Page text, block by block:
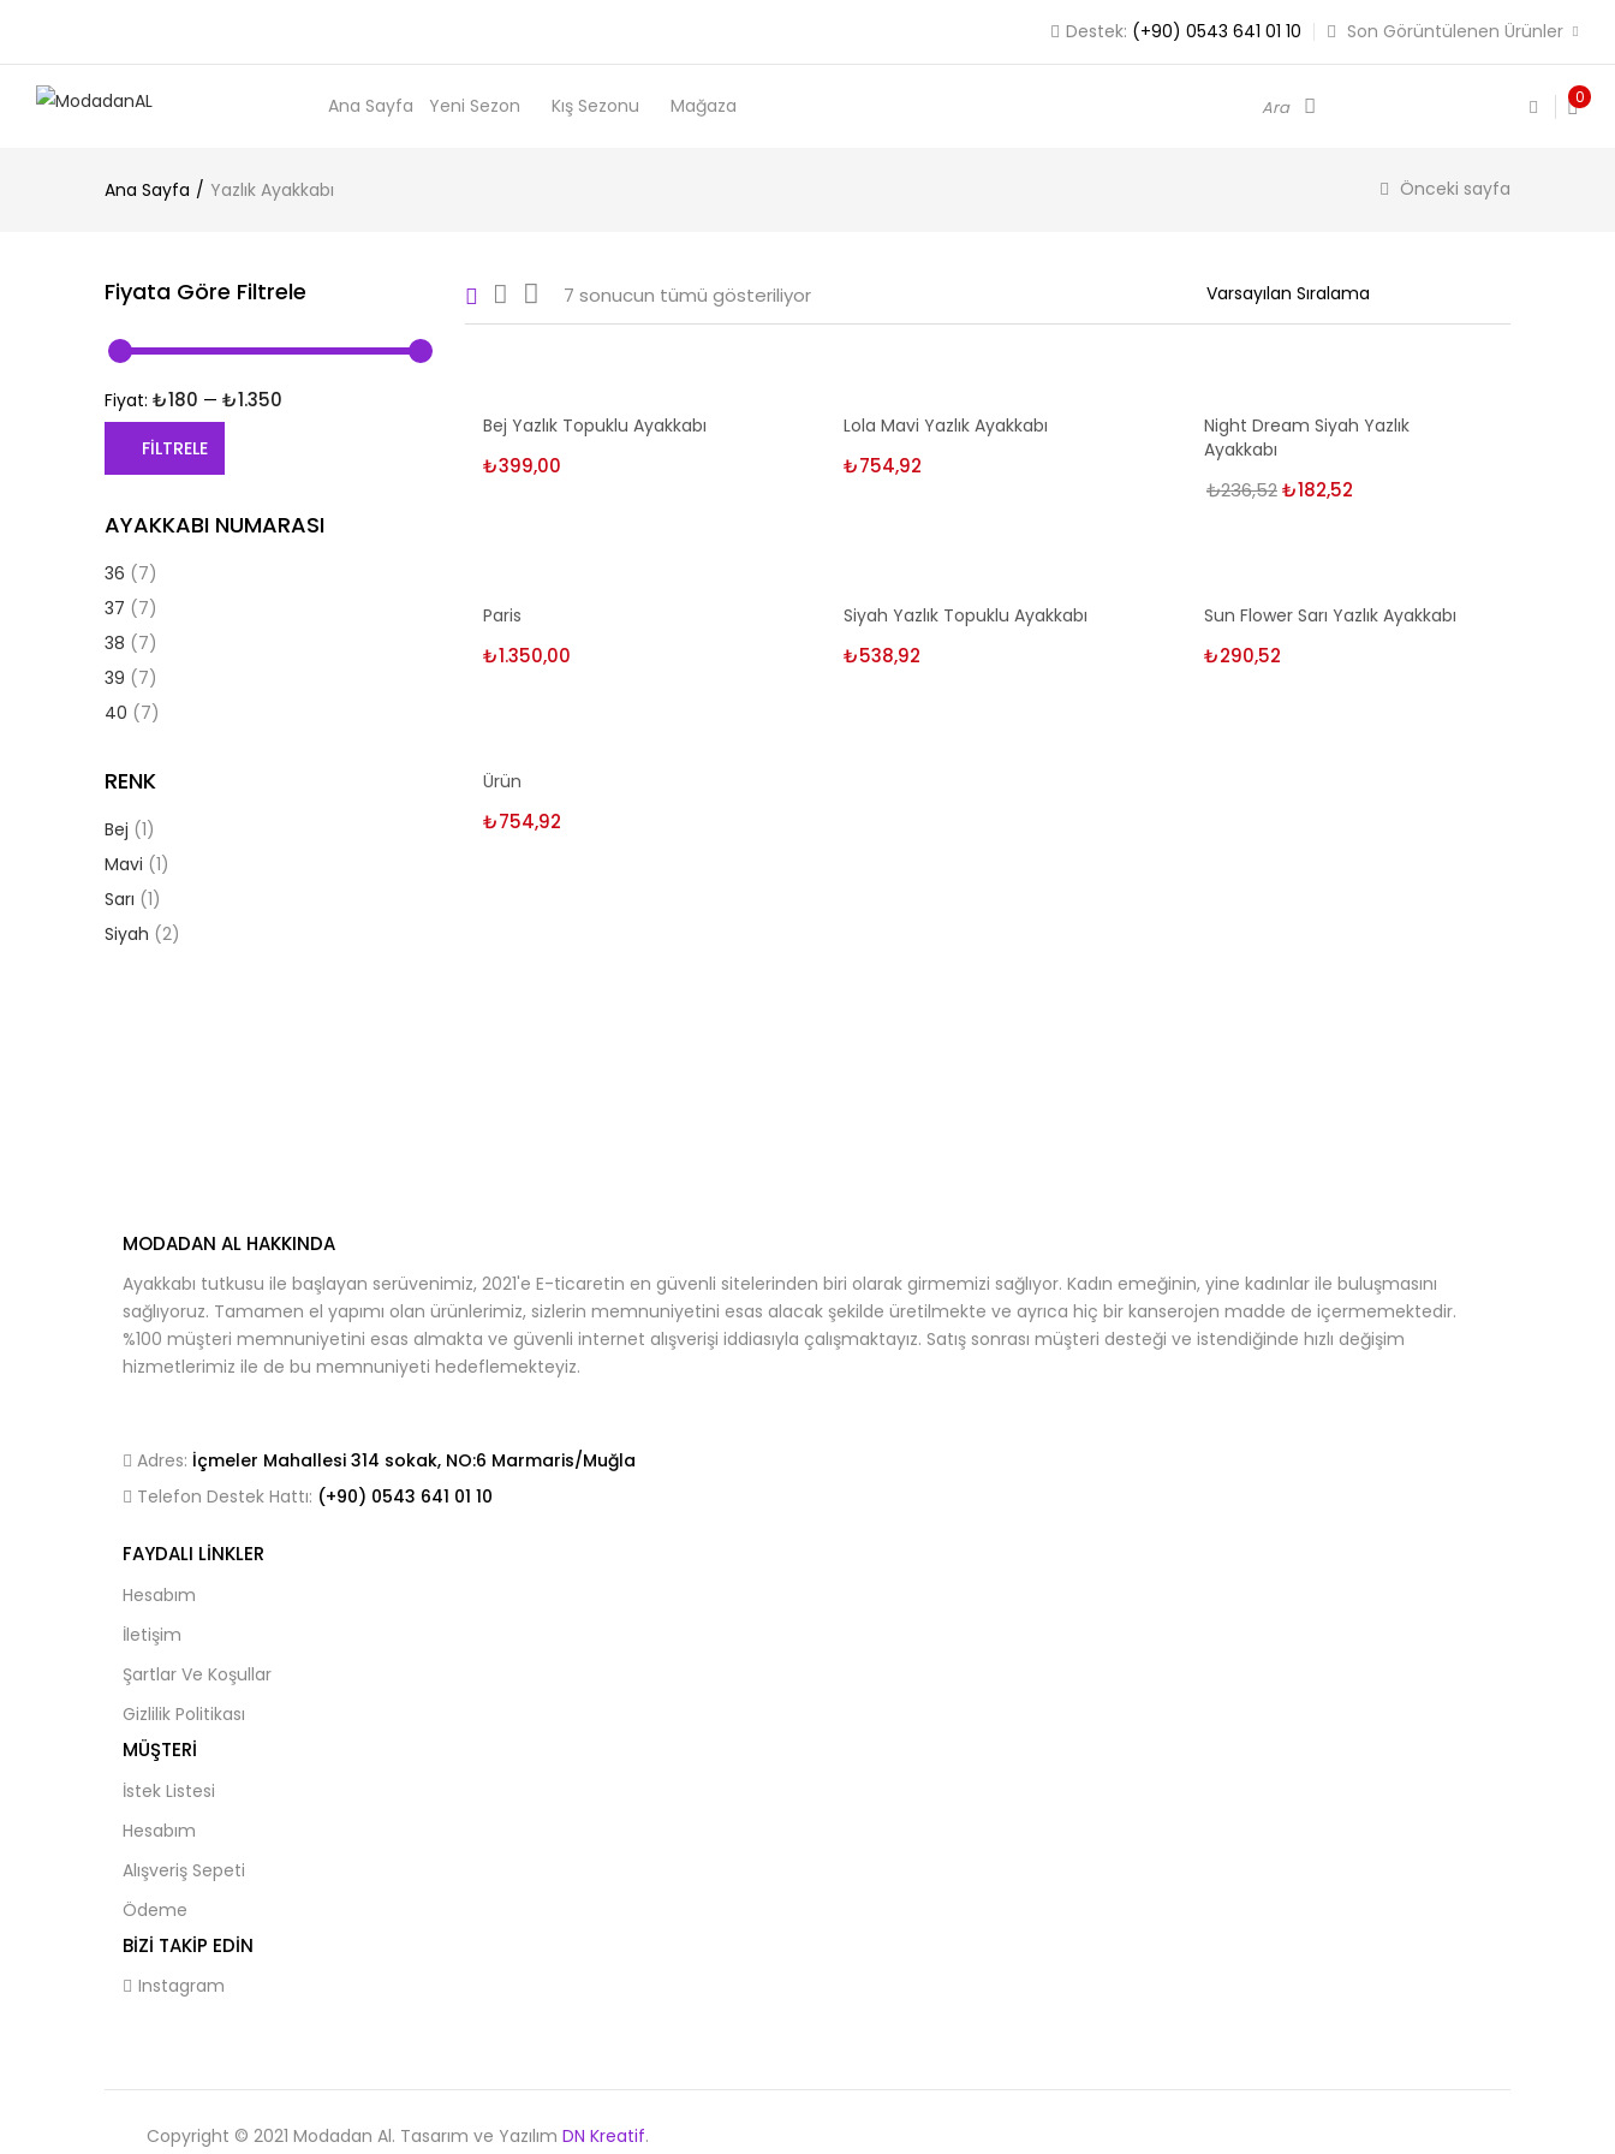
Son Görüntülenen Ürünler
Destek: (+90) 0543 641 01 10
Ana Sayfa Yeni Sezon Kış Sezonu Mağaza Ara 0
Ana Sayfa Yazlık Ayakkabı Önceki sayfa
7 sonucun tümü gösteriliyor
Seçenekler
Bej Yazlık Topuklu Ayakkabı
₺399,00
Seçenekler
Lola Mavi Yazlık Ayakkabı
₺754,92
Night Dream Siyah Yazlık
Ayakkabı
₺236,52 Orijinal
₺182,52Şu
Seçenekler
Paris
₺1.350,00
Seçenekler
Siyah Yazlık Topuklu Ayakkabı
₺538,92
Seçenekler
Sun Flower Sarı Yazlık Ayakkabı
₺290,52
Seçenekler
Ürün
₺754,92
Fiyata Göre Filtrele
düşük
fiyat
yüksek
fiyat
FILTRELE
Fiyat: ₺180 — ₺1.350
AYAKKABI NUMARASI
36 (7)
37 (7)
38 (7)
39 (7)
40 (7)
RENK
Bej (1)
Mavi (1)
Sarı (1)
Siyah (2)
MODADAN AL HAKKINDA
Ayakkabı tutkusu ile başlayan serüvenimiz, 2021'e E-ticaretin en güvenli sitelerinden biri olarak girmemizi sağlıyor. Kadın emeğinin, yine kadınlar ile buluşmasını
sağlıyoruz. Tamamen el yapımı olan ürünlerimiz, sizlerin memnuniyetini esas alacak şekilde üretilmekte ve ayrıca hiç bir kanserojen madde de içermemektedir.
%100 müşteri memnuniyetini esas almakta ve güvenli internet alışverişi iddiasıyla çalışmaktayız. Satış sonrası müşteri desteği ve istendiğinde hızlı değişim
hizmetlerimiz ile de bu memnuniyeti hedeflemekteyiz.
Adres: İçmeler Mahallesi 314 sokak, NO:6 Marmaris/Muğla
Telefon Destek Hattı: (+90) 0543 641 01 10
FAYDALI LINKLER
Hesabım
İletişim
Şartlar Ve Koşullar
Gizlilik Politikası
MÜŞTERI
İstek Listesi
Hesabım
Alışveriş Sepeti
Ödeme
BIZI TAKIP EDIN
Instagram
Copyright © 2021 Modadan Al. Tasarım ve Yazılım DN Kreatif.